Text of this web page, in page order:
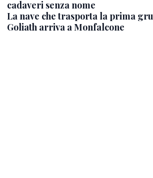
cadaveri senza nome
La nave che trasporta la prima gru
Goliath arriva a Monfalcone